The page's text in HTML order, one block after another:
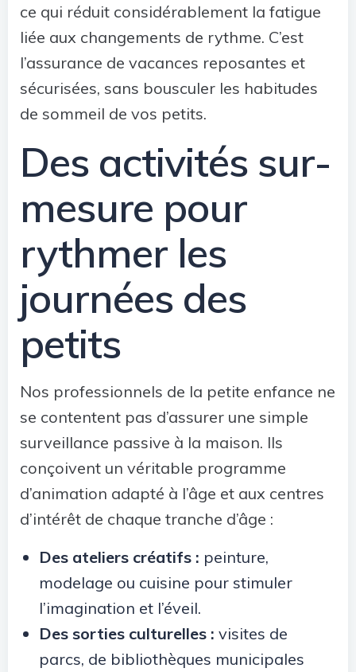
ce qui réduit considérablement la fatigue
liée aux changements de rythme. C’est
l’assurance de vacances reposantes et
sécurisées, sans bousculer les habitudes
de sommeil de vos petits.
Des activités sur-
mesure pour
rythmer les
journées des
petits
Nos professionnels de la petite enfance ne
se contentent pas d’assurer une simple
surveillance passive à la maison. Ils
conçoivent un véritable programme
d’animation adapté à l’âge et aux centres
d’intérêt de chaque tranche d’âge :
Des ateliers créatifs : peinture,
modelage ou cuisine pour stimuler
l’imagination et l’éveil.
Des sorties culturelles : visites de
parcs, de bibliothèques municipales